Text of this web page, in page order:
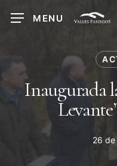
MENU
Inaugurada
26 de